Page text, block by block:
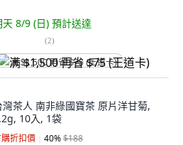
天 8/9 (日) 預計送達
(2)
满 $1,500 再省 $75 (王道卡)
灣茶人 南非綠國寶茶 原片洋甘菊,
10入, 1袋
折扣價 40%$188